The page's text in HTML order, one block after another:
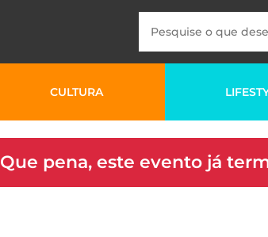
CULTURA
Que pena, este evento já